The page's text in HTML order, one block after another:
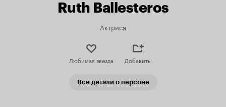
Ruth Ballesteros
Актриса
Любимая звезда Добавить
Все детали о персоне